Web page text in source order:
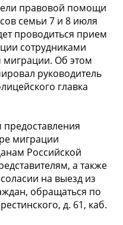
правовой помощи
семьи 7 и 8 июля
проводиться прием
сотрудниками
миграции. Об этом
руководитель
главка
миграции
Российской
а также
на выезд из
обращаться по
д. 61, каб.